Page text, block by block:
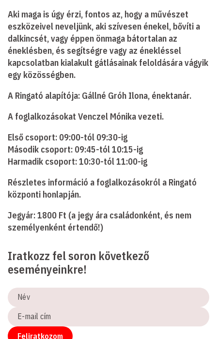
Aki maga is úgy érzi, fontos az, hogy a művészet
eszközeivel neveljünk, aki szívesen énekel, bővíti a
dalkincsét, vagy éppen önmaga bátortalan az
éneklésben, és segítségre vagy az énekléssel
kapcsolatban kialakult gátlásainak feloldására vágyik
egy közösségben.
A Ringató alapítója: Gállné Gróh Ilona, énektanár.
A foglalkozásokat Venczel Mónika vezeti.
Első csoport: 09:00-tól 09:30-ig
Második csoport: 09:45-tól 10:15-ig
Harmadik csoport: 10:30-tól 11:00-ig
Részletes információ a foglalkozásokról a Ringató
központi honlapján.
Jegyár: 1800 Ft (a jegy ára családonként, és nem
személyenként értendő!)
Iratkozz fel soron következő
eseményeinkre!
Név
E-
mail
cím
Feliratkozom